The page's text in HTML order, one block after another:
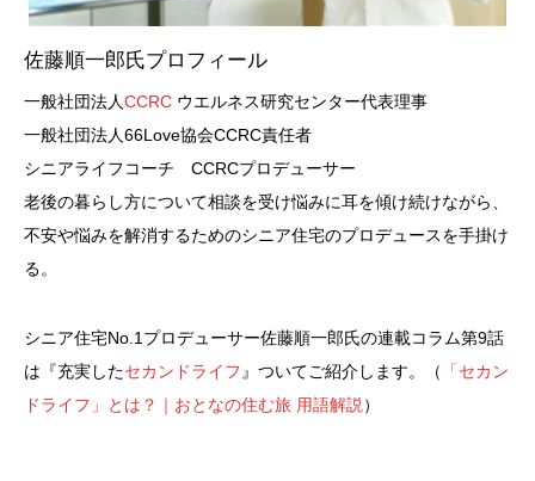
佐藤順一郎氏プロフィール
一般社団法人CCRC ウエルネス研究センター代表理事
一般社団法人66Love協会CCRC責任者
シニアライフコーチ CCRCプロデューサー
老後の暮らし方について相談を受け悩みに耳を傾け続けながら、
不安や悩みを解消するためのシニア住宅のプロデュースを手掛け
る。
シニア住宅No.1プロデューサー佐藤順一郎氏の連載コラム第9話
は『充実したセカンドライフ』ついてご紹介します。（
「セカン
ドライフ」とは？｜おとなの住む旅 用語解説）